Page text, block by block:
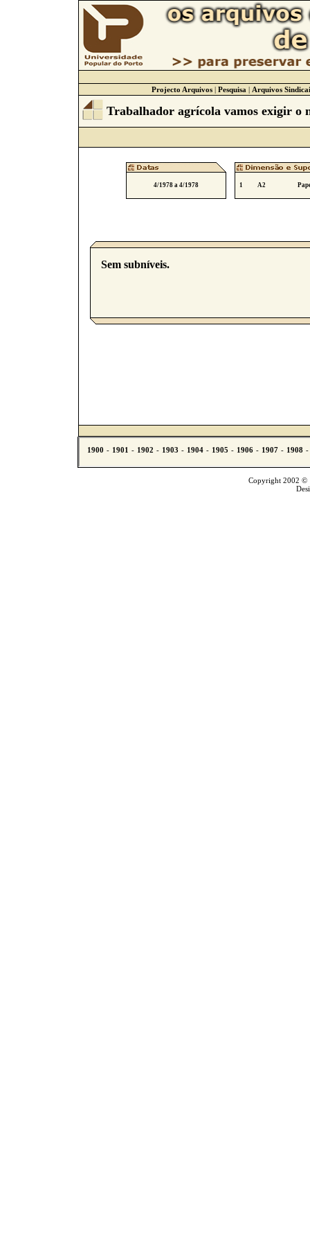
Projecto Arquivos| Pesquisa | Arquivos
Trabalhador agrícola vamos exigir o
4/1978 a 4/1978 1 A2
Sem subníveis.
Copyright 2002 ©